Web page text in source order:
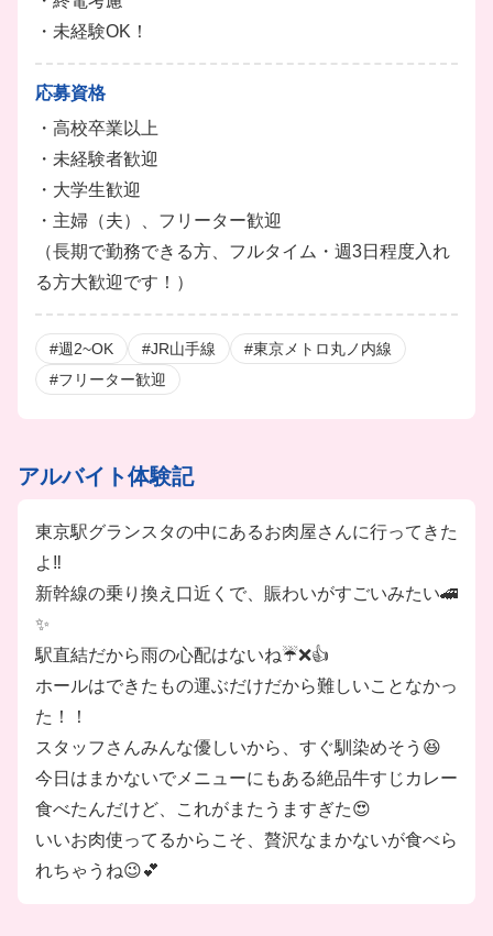
・未経験OK！
応募資格
・高校卒業以上
・未経験者歓迎
・大学生歓迎
・主婦（夫）、フリーター歓迎
（長期で勤務できる方、フルタイム・週3日程度入れ
る方大歓迎です！）
#週2~OK #JR山手線
#東京メトロ丸ノ内線
#フリーター歓迎
アルバイト体験記
東京駅グランスタの中にあるお肉屋さんに行ってきた
よ‼️
新幹線の乗り換え口近くで、賑わいがすごいみたい🚄
✨
駅直結だから雨の心配はないね☔️❌👍
ホールはできたもの運ぶだけだから難しいことなかっ
た！！
スタッフさんみんな優しいから、すぐ馴染めそう😆
今日はまかないでメニューにもある絶品牛すじカレー
食べたんだけど、これがまたうますぎた😍
いいお肉使ってるからこそ、贅沢なまかないが食べら
れちゃうね😉💕